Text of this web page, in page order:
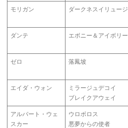
モリガン ダークネスイリュー
ダンテ エボニー＆アイボリー
ゼロ 落鳳坡
エイダ・ウォン
ミラージュデコイ
ブレイクアウェイ
アルバート・ウェ
スカー
ウロボロス
悪夢からの使者